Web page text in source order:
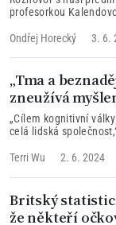
profesorkou
čokoláda.
Ondřej Horecký 3. 6.
„Tma a
zneužívá
„Cílem kognitivní
celá lidská
Terri Wu
2. 6. 2024
Britský
že někteří